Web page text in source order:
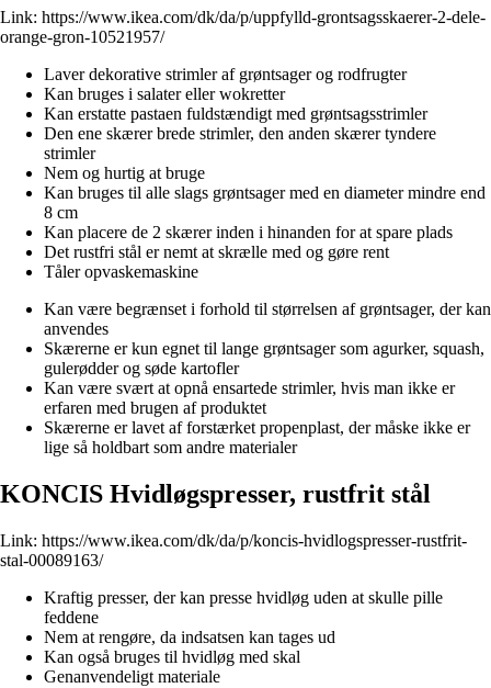
Link: https://www.ikea.com/dk/da/p/uppfylld-grontsagsskaerer-2-dele-
orange-gron-10521957/
Laver dekorative strimler af grøntsager og rodfrugter
Kan bruges i salater eller wokretter
Kan erstatte pastaen fuldstændigt med grøntsagsstrimler
Den ene skærer brede strimler, den anden skærer tyndere
strimler
Nem og hurtig at bruge
Kan bruges til alle slags grøntsager med en diameter mindre end
8 cm
Kan placere de 2 skærer inden i hinanden for at spare plads
Det rustfri stål er nemt at skrælle med og gøre rent
Tåler opvaskemaskine
Kan være begrænset i forhold til størrelsen af grøntsager, der kan
anvendes
Skærerne er kun egnet til lange grøntsager som agurker, squash,
gulerødder og søde kartofler
Kan være svært at opnå ensartede strimler, hvis man ikke er
erfaren med brugen af produktet
Skærerne er lavet af forstærket propenplast, der måske ikke er
lige så holdbart som andre materialer
KONCIS Hvidløgspresser, rustfrit stål
Link: https://www.ikea.com/dk/da/p/koncis-hvidlogspresser-rustfrit-
stal-00089163/
Kraftig presser, der kan presse hvidløg uden at skulle pille
feddene
Nem at rengøre, da indsatsen kan tages ud
Kan også bruges til hvidløg med skal
Genanvendeligt materiale